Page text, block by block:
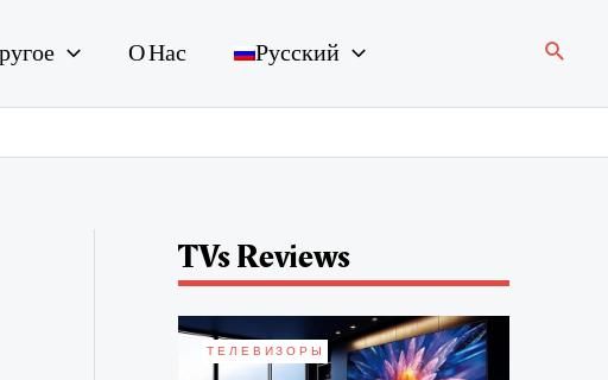
О Нас Русский Поиск
TVs Reviews
ТЕЛЕВИЗОРЫ